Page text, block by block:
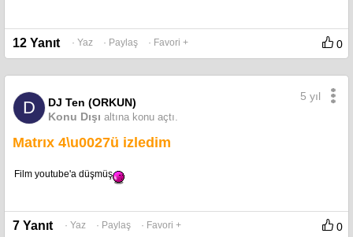
12 Yanıt · Yaz · Paylaş · Favori + 0
D
DJ Ten (ORKUN)
Konu Dışı altına konu açtı.
5 yıl
Matrıx 4\u0027ü izledim
Film youtube'a düşmüş
7 Yanıt · Yaz · Paylaş · Favori + 0